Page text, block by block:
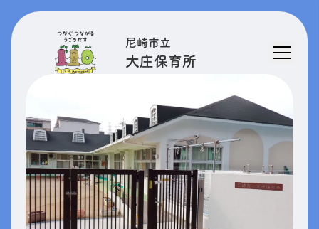
尼崎市立
大庄保育所